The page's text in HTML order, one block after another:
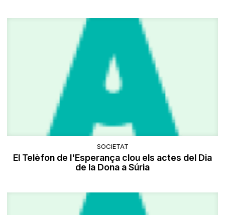
SOCIETAT
El Telèfon de l'Esperança clou els actes del Dia
de la Dona a Súria